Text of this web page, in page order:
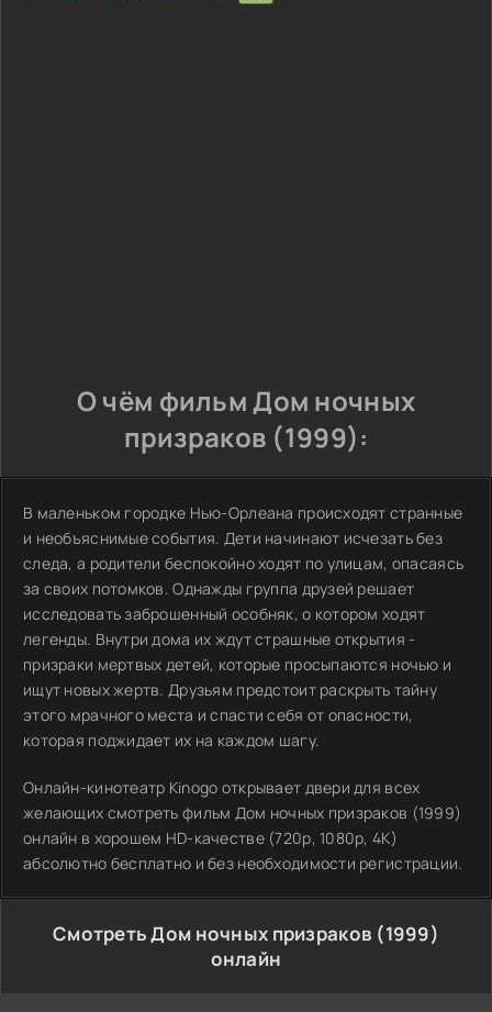
О чём фильм Дом ночных
призраков (1999):
В маленьком городке Нью-Орлеана происходят странные
и необъяснимые события. Дети начинают исчезать без
следа, а родители беспокойно ходят по улицам, опасаясь
за своих потомков. Однажды группа друзей решает
исследовать заброшенный особняк, о котором ходят
легенды. Внутри дома их ждут страшные открытия -
призраки мертвых детей, которые просыпаются ночью и
ищут новых жертв. Друзьям предстоит раскрыть тайну
этого мрачного места и спасти себя от опасности,
которая поджидает их на каждом шагу.
Онлайн-кинотеатр Kinogo открывает двери для всех
желающих смотреть фильм Дом ночных призраков (1999)
онлайн в хорошем HD-качестве (720p, 1080p, 4K)
абсолютно бесплатно и без необходимости регистрации.
Смотреть Дом ночных призраков (1999)
онлайн